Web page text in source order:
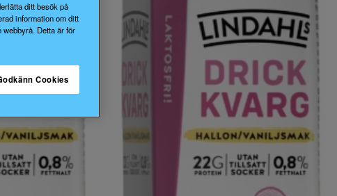
ditt besök på
information om ditt
Detta är för
Cookies